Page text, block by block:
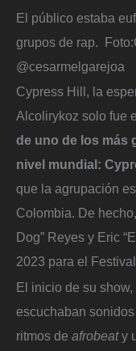
El público estaba
grupos de rap.
Foto:
@cesarmelgarejoa
Cypress Hill, la
Alcolirykoz solo fue
de uno de los más
nivel mundial:
que la agrupación
Colombia. De
Dog” Reyes y Eric
2023 para el
El inicio de su
escuchaban
ritmos de afrobeaty